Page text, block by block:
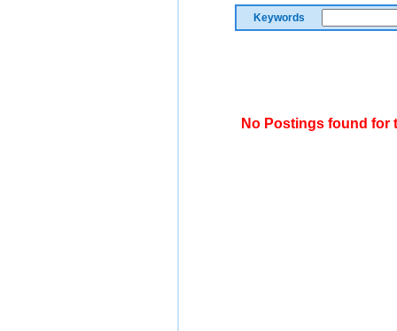
Keywords
No Postings found for